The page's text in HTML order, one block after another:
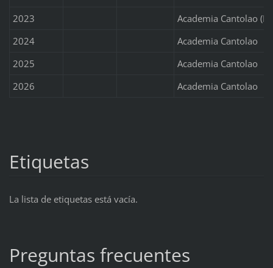
2023
Academia Cantolao
2024
Academia Cantolao
2025
Academia Cantolao
2026
Academia Cantolao
Etiquetas
La lista de etiquetas está vacía.
Preguntas frecuentes